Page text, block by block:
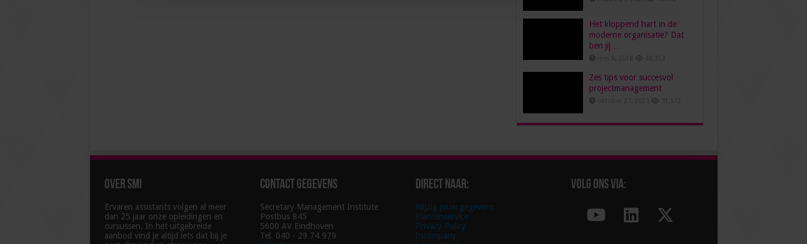
Het kloppend hart in de
moderne organisatie? Dat
ben jij…
Zes tips voor succesvol
projectmanagement
Over SMI
Ervaren assistants volgen al meer
dan 25 jaar onze opleidingen en
cursussen. In het uitgebreide
aanbod vind je altijd iets dat bij je
Contact gegevens
Secretary Management Institute
Postbus 845
5600 AV Eindhoven
Tel. 040 - 29 74 979
Direct naar:
Wijzig jouw gegevens
Klantenservice
Privacy Policy
Incompany
Volg ons via: